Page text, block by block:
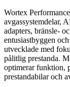
Wortex
avgassystemdelar,
adapters, bränsle-
entusiastbyggen
utvecklade med
pålitlig prestanda.
optimerar funktion,
prestandabilar och